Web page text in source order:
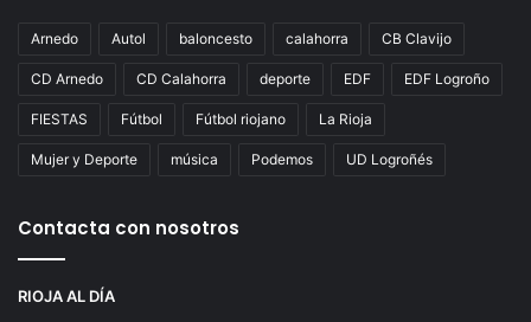
Arnedo Autol baloncesto calahorra CB Clavijo
CD Arnedo CD Calahorra deporte EDF EDF Logroño
FIESTAS Fútbol Fútbol riojano La Rioja
Mujer y Deporte música Podemos UD Logroñés
Contacta con nosotros
RIOJA AL DÍA